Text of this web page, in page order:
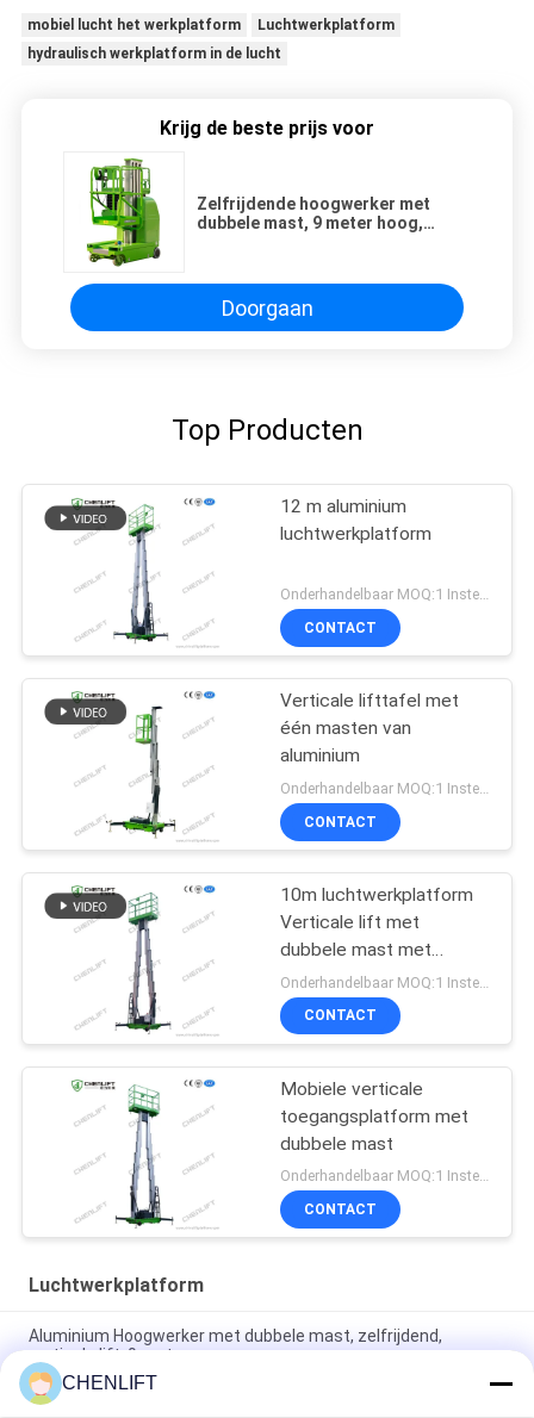
mobiel lucht het werkplatform
Luchtwerkplatform
hydraulisch werkplatform in de lucht
Krijg de beste prijs voor
Zelfrijdende hoogwerker met
dubbele mast, 9 meter hoog,
Doorgaan
Top Producten
12 m aluminium
luchtwerkplatform
CONTACT
Verticale lifttafel met
één masten van
aluminium
CONTACT
10m luchtwerkplatform
Verticale lift met
dubbele mast met
verlengplatform
CONTACT
Mobiele verticale
toegangsplatform met
dubbele mast
Onderhandelbaar MOQ:1 Instellen
CONTACT
Luchtwerkplatform
Aluminium Hoogwerker met dubbele mast, zelfrijdend,
verticale lift, 9 meter
10 meter hoog luchtwerkplatform met dubbele masten
CHENLIFT